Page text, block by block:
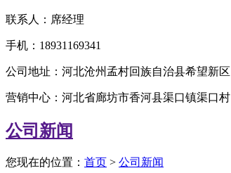
联系人：席经理
手机：18931169341
公司地址：河北沧州孟村回族自治县希望新区
营销中心：河北省廊坊市香河县渠口镇渠口村
公司新闻
您现在的位置： 首页 > 公司新闻